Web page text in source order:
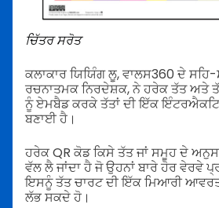
ਚਿੱਤਰ ਸਰੋਤ
ਕਲਾਕਾਰ ਯਿਯਿੰਗ ਲੂ, ਵਾਲਸ360 ਦੇ
ਰਚਨਾਤਮਕ ਨਿਰਦੇਸ਼ਕ, ਨੇ ਹਰੇਕ ਤੱਤ ਅਤੇ
ਨੂੰ ਏਮਬੈਡ ਕਰਕੇ ਤੱਤਾਂ ਦੀ ਇੱਕ
ਬਣਾਈ ਹੈ।
ਹਰੇਕ QR ਕੋਡ ਕਿਸੇ ਤੱਤ ਜਾਂ ਸਮੂਹ ਦੇ
ਵੱਲ ਲੈ ਜਾਂਦਾ ਹੈ ਜੋ ਉਹਨਾਂ ਬਾਰੇ ਹੋਰ ਵੇਰਵੇ
ਇਸਨੂੰ ਤੱਤ ਚਾਰਟ ਦੀ ਇੱਕ ਮਿਆਰੀ
ਲੱਭ ਸਕਦੇ ਹੋ।